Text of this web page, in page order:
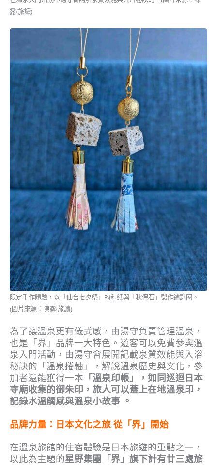
露/旅讀)
限定手作體驗，以「仙台七夕祭」的和紙與「秋保石」製作鑰匙圈。
(圖片來源：陳露/旅讀)
為了讓溫泉更有儀式感，由湯守負責管理溫泉，
也是「界」品牌一大特色。遊客可以免費參與溫
泉入門活動，由湯守會展開記載泉質效能與入浴
秘訣的「溫泉捲軸」，解說溫泉歷史與文化，參
加者還能獲得一本 「溫泉印帳」，如同巡迴日本
寺廟收集的御朱印，旅人可以蓋上在地溫泉印，
記錄水溫觸感與溫泉小故事 。
品牌力量：日本文化之旅 從「界」開始
在溫泉旅館的住宿體驗是日本旅遊的重點之一，
以此為主題的星野集團「界」旗下計有廿三處旅